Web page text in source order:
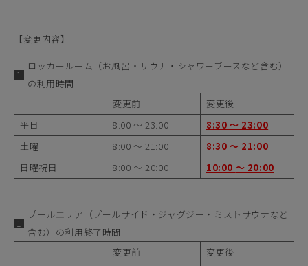
【変更内容】
ロッカールーム（お風呂・サウナ・シャワーブースなど含む）
の利用時間
変更前
変更後
平日
8:00 ～ 23:00 8:30 ～ 23:00
土曜
8:00 ～ 21:00 8:30 ～ 21:00
日曜祝日
8:00 ～ 20:00 10:00 ～ 20:00
プールエリア（プールサイド・ジャグジー・ミストサウナなど
含む）の利用終了時間
変更前
変更後